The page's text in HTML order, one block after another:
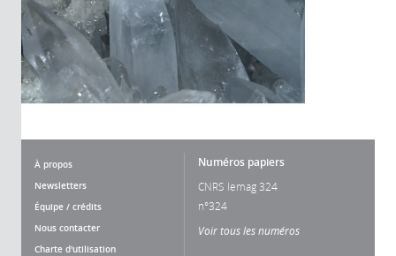
À propos
Newsletters
Équipe / crédits
Nous contacter
Charte d'utilisation
Numéros papiers
CNRS lemag 324
n°324
Voir tous les numéros